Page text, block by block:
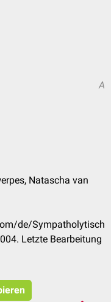
A
Natascha van
de/Sympatholytisch
Letzte Bearbeitung